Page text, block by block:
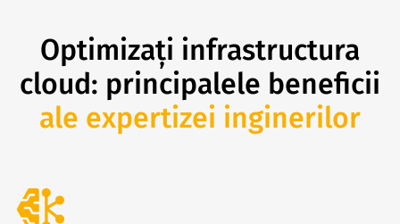
Optimizați infrastructura
cloud: principalele beneficii
ale expertizei inginerilor